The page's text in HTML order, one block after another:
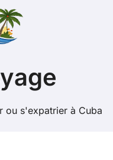
ou s'expatrier à Cuba